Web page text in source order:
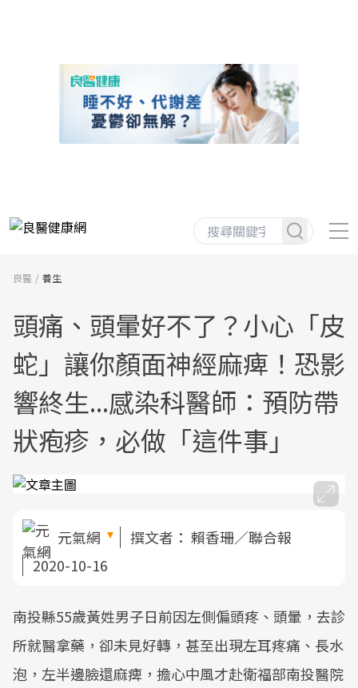
良醫 養生
頭痛、頭暈好不了？小心「皮
蛇」讓你顏面神經麻痺！恐影
響終生...感染科醫師：預防帶
狀疱疹，必做「這件事」
元氣網 撰文者： 賴香珊／聯合報
2020-10-16
南投縣55歲黃姓男子日前因左側偏頭疼、頭暈，去診
所就醫拿藥，卻未見好轉，甚至出現左耳疼痛、長水
泡，左半邊臉還麻痺，擔心中風才赴衛福部南投醫院